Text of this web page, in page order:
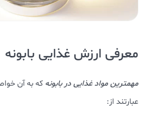
معرفی ارزش غذایی بابونه
مهمترین مواد غذایی در بابونه که به آن
عبارتند از: